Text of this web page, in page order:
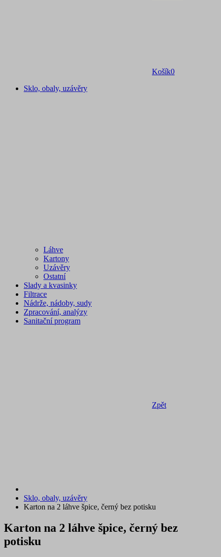
Košík0
Sklo, obaly, uzávěry
Láhve
Kartony
Uzávěry
Ostatní
Slady a kvasinky
Filtrace
Nádrže, nádoby, sudy
Zpracování, analýzy
Sanitační program
Zpět
Sklo, obaly, uzávěry
Karton na 2 láhve špice, černý bez potisku
Karton na 2 láhve špice, černý bez
potisku